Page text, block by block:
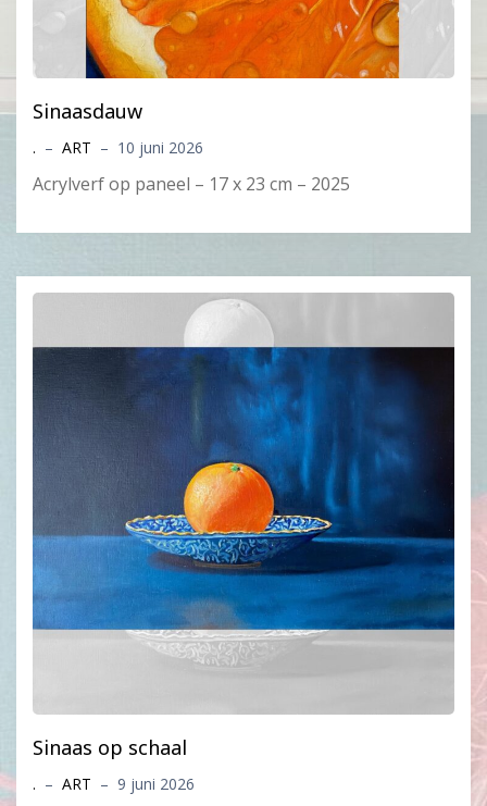
Sinaasdauw
. – ART – 10 juni 2026
Acrylverf op paneel – 17 x 23 cm – 2025
Sinaas op schaal
. – ART – 9 juni 2026